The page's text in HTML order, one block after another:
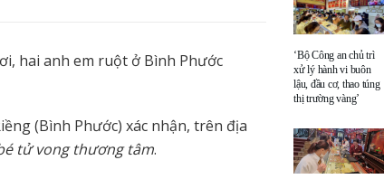
hai anh em ruột ở Bình Phước
(Bình Phước) xác nhận, trên địa
tử vong thương tâm.
‘Bộ Công an chủ trì
xử lý hành vi buôn
lậu, đầu cơ, thao túng
thị trường vàng’